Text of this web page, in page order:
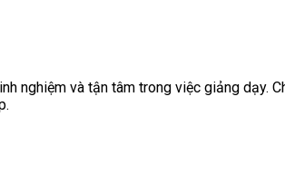
nghiệm và tận tâm trong việc giảng dạy.